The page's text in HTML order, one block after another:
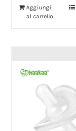
Aggiungi
al carrello